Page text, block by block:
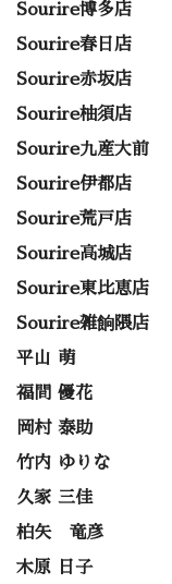
Sourire博多店
Sourire春日店
Sourire赤坂店
Sourire柚須店
Sourire九産大前
Sourire伊都店
Sourire荒戸店
Sourire高城店
Sourire東比恵店
Sourire雑餉隈店
平山 萌
福間 優花
岡村 泰助
竹内 ゆりな
久家 三佳
柏矢 竜彦
木原 日子